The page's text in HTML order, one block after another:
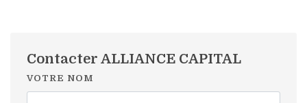
Contacter ALLIANCE CAPITAL
VOTRE NOM